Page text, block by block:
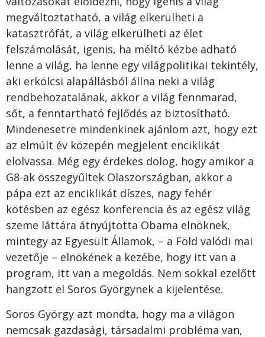
megváltoztatható, a világ elkerülheti a
katasztrófát, a világ elkerülheti az élet
felszámolását, igenis, ha méltó kézbe adható
lenne a világ, ha lenne egy világpolitikai tekintély,
aki erkölcsi alapállásból állna neki a világ
rendbehozatalának, akkor a világ fennmarad,
sőt, a fenntartható fejlődés az biztosítható.
Mindenesetre mindenkinek ajánlom azt, hogy ezt
az elmúlt év közepén megjelent enciklikát
elolvassa. Még egy érdekes dolog, hogy amikor a
G8-ak összegyűltek Olaszországban, akkor a
pápa ezt az enciklikát díszes, nagy fehér
kötésben az egész konferencia és az egész világ
szeme láttára átnyújtotta Obama elnöknek,
mintegy az Egyesült Államok, – a Föld valódi mai
vezetője – elnökének a kezébe, hogy itt van a
program, itt van a megoldás. Nem sokkal ezelőtt
hangzott el Soros Györgynek a kijelentése.
Soros György azt mondta, hogy ma a világon
nemcsak gazdasági, társadalmi probléma van,